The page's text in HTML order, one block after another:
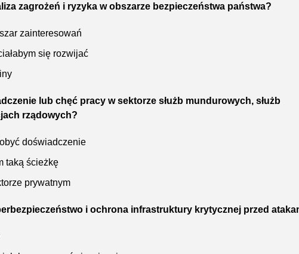
zagrożeń i ryzyka w obszarze bezpieczeństwa państwa?
zainteresowań
się rozwijać
lub chęć pracy w sektorze służb mundurowych, służb
rządowych?
doświadczenie
taką ścieżkę
prywatnym
i ochrona infrastruktury krytycznej przed